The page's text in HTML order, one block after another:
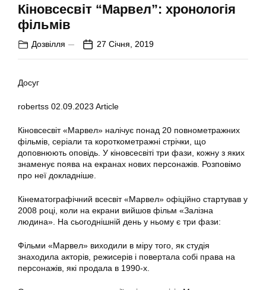
Кіновсесвіт “Марвел”: хронологія
фільмів
Дозвілля 27 Січня, 2019
Досуг
robertss 02.09.2023 Article
Кіновсесвіт «Марвел» налічує понад 20 повнометражних
фільмів, серіали та короткометражні стрічки, що
доповнюють оповідь. У кіновсесвіті три фази, кожну з яких
знаменує поява на екранах нових персонажів. Розповімо
про неї докладніше.
Кінематографічний всесвіт «Марвел» офіційно стартував у
2008 році, коли на екрани вийшов фільм «Залізна
людина». На сьогоднішній день у ньому є три фази:
Фільми «Марвел» виходили в міру того, як студія
знаходила акторів, режисерів і повертала собі права на
персонажів, які продала в 1990-х.